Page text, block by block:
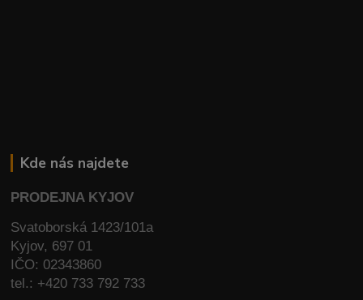
Kde nás najdete
PRODEJNA KYJOV
Svatoborská 1423/101a
Kyjov, 697 01
IČO: 02343860
tel.: +420 733 792 733